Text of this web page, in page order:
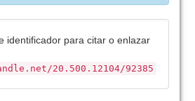
identificador para citar o enlazar
20.500.12104/92385